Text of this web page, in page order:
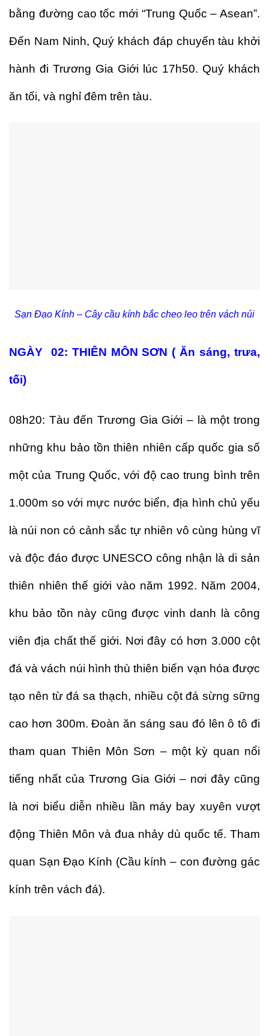
bằng đường cao tốc mới “Trung Quốc – Asean”.
Đến Nam Ninh, Quý khách đáp chuyến tàu khởi
hành đi Trương Gia Giới lúc 17h50. Quý khách
ăn tối, và nghỉ đêm trên tàu.
Sạn Đạo Kính – Cây cầu kính bắc cheo leo trên vách núi
NGÀY 02: THIÊN MÔN SƠN ( Ăn sáng, trưa,
tối)
08h20: Tàu đến Trương Gia Giới – là một trong
những khu bảo tồn thiên nhiên cấp quốc gia số
một của Trung Quốc, với độ cao trung bình trên
1.000m so với mực nước biển, địa hình chủ yếu
là núi non có cảnh sắc tự nhiên vô cùng hùng vĩ
và độc đáo được UNESCO công nhận là di sản
thiên nhiên thế giới vào năm 1992. Năm 2004,
khu bảo tồn này cũng được vinh danh là công
viên địa chất thế giới. Nơi đây có hơn 3.000 cột
đá và vách núi hình thù thiên biến vạn hóa được
tạo nên từ đá sa thạch, nhiều cột đá sừng sững
cao hơn 300m. Đoàn ăn sáng sau đó lên ô tô đi
tham quan Thiên Môn Sơn – một kỳ quan nổi
tiếng nhất của Trương Gia Giới – nơi đây cũng
là nơi biểu diễn nhiều lần máy bay xuyên vượt
động Thiên Môn và đua nhảy dù quốc tế. Tham
quan Sạn Đạo Kính (Cầu kính – con đường gác
kính trên vách đá).